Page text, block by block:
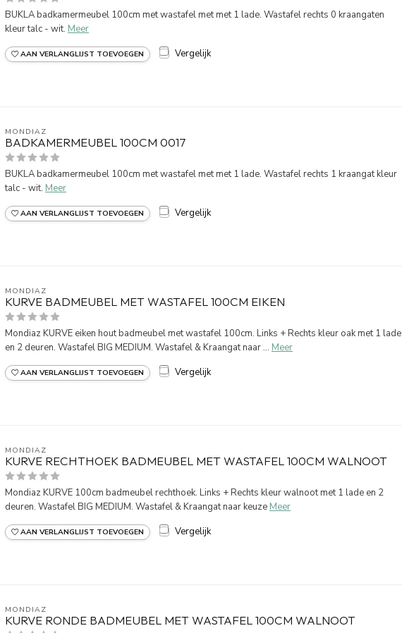
BUKLA badkamermeubel 100cm met wastafel met met 1 lade. Wastafel rechts 0 kraangaten
kleur talc - wit. Meer
AAN VERLANGLIJST TOEVOEGEN Vergelijk
MONDIAZ
BADKAMERMEUBEL 100CM 0017
BUKLA badkamermeubel 100cm met wastafel met met 1 lade. Wastafel rechts 1 kraangat kleur
talc - wit. Meer
AAN VERLANGLIJST TOEVOEGEN Vergelijk
MONDIAZ
KURVE BADMEUBEL MET WASTAFEL 100CM EIKEN
Mondiaz KURVE eiken hout badmeubel met wastafel 100cm. Links + Rechts kleur oak met 1 lade
en 2 deuren. Wastafel BIG MEDIUM. Wastafel & Kraangat naar ... Meer
AAN VERLANGLIJST TOEVOEGEN Vergelijk
MONDIAZ
KURVE RECHTHOEK BADMEUBEL MET WASTAFEL 100CM WALNOOT
Mondiaz KURVE 100cm badmeubel rechthoek. Links + Rechts kleur walnoot met 1 lade en 2
deuren. Wastafel BIG MEDIUM. Wastafel & Kraangat naar keuze Meer
AAN VERLANGLIJST TOEVOEGEN Vergelijk
MONDIAZ
KURVE RONDE BADMEUBEL MET WASTAFEL 100CM WALNOOT